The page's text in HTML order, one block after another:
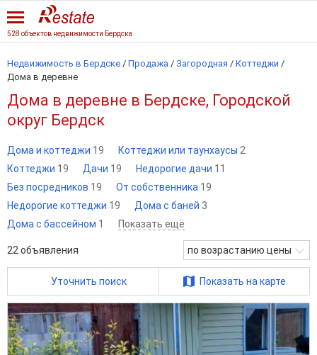
528 объектов недвижимости Бердска
Недвижимость в Бердске / Продажа / Загородная / Коттеджи /
Дома в деревне
Дома в деревне в Бердске, Городской
округ Бердск
Дома и коттеджи 19 Коттеджи или таунхаусы 2
Коттеджи 19 Дачи 19 Недорогие дачи 11
Без посредников 19 От собственника 19
Недорогие коттеджи 19 Дома с баней 3
Дома с бассейном 1 Показать ещё
22 объявления по возрастанию цены
Уточнить поиск Показать на карте